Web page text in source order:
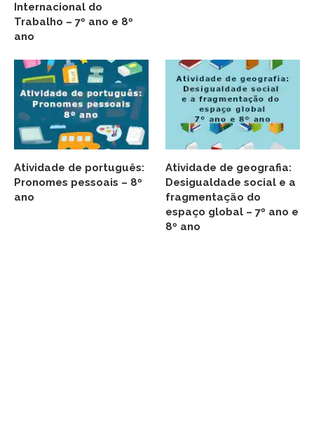
Internacional do
Trabalho – 7º ano e 8º
ano
Atividade de português:
Pronomes pessoais – 8º
ano
Atividade de geografia:
Desigualdade social e a
fragmentação do
espaço global – 7º ano e
8º ano